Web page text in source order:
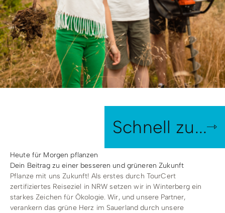
Radfahren
Tourenportal
Tourist-Information
Schnell zu...
Heute für Morgen pflanzen
Dein Beitrag zu einer besseren und grüneren Zukunft
Pflanze mit uns Zukunft! Als erstes durch TourCert
zertifiziertes Reiseziel in NRW setzen wir in Winterberg ein
starkes Zeichen für Ökologie. Wir, und unsere Partner,
verankern das grüne Herz im Sauerland durch unsere